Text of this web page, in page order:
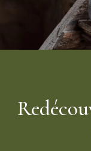
Caractéristiques
Contenance :
Matériau :
contient ni
migration